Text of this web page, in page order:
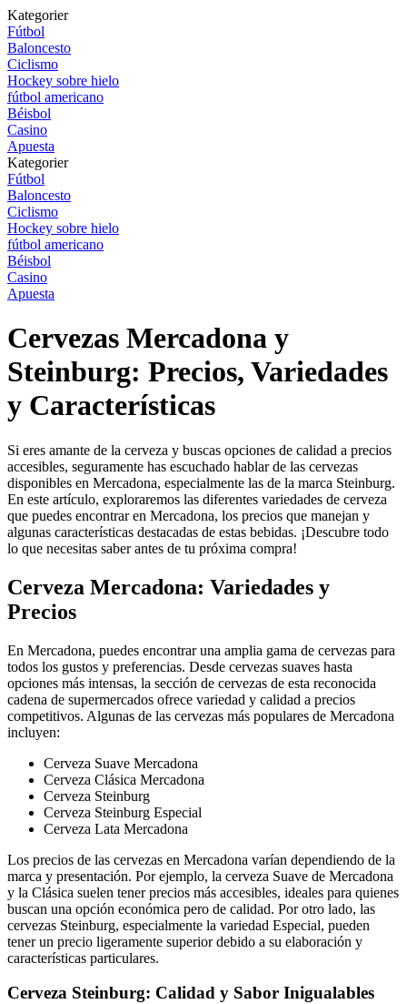
Kategorier
Fútbol
Baloncesto
Ciclismo
Hockey sobre hielo
fútbol americano
Béisbol
Casino
Apuesta
Kategorier
Fútbol
Baloncesto
Ciclismo
Hockey sobre hielo
fútbol americano
Béisbol
Casino
Apuesta
Cervezas Mercadona y
Steinburg: Precios, Variedades
y Características
Si eres amante de la cerveza y buscas opciones de calidad a precios
accesibles, seguramente has escuchado hablar de las cervezas
disponibles en Mercadona, especialmente las de la marca Steinburg.
En este artículo, exploraremos las diferentes variedades de cerveza
que puedes encontrar en Mercadona, los precios que manejan y
algunas características destacadas de estas bebidas. ¡Descubre todo
lo que necesitas saber antes de tu próxima compra!
Cerveza Mercadona: Variedades y
Precios
En Mercadona, puedes encontrar una amplia gama de cervezas para
todos los gustos y preferencias. Desde cervezas suaves hasta
opciones más intensas, la sección de cervezas de esta reconocida
cadena de supermercados ofrece variedad y calidad a precios
competitivos. Algunas de las cervezas más populares de Mercadona
incluyen:
Cerveza Suave Mercadona
Cerveza Clásica Mercadona
Cerveza Steinburg
Cerveza Steinburg Especial
Cerveza Lata Mercadona
Los precios de las cervezas en Mercadona varían dependiendo de la
marca y presentación. Por ejemplo, la cerveza Suave de Mercadona
y la Clásica suelen tener precios más accesibles, ideales para quienes
buscan una opción económica pero de calidad. Por otro lado, las
cervezas Steinburg, especialmente la variedad Especial, pueden
tener un precio ligeramente superior debido a su elaboración y
características particulares.
Cerveza Steinburg: Calidad y Sabor Inigualables